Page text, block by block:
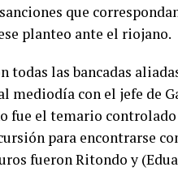
que
planteo ante el riojano.
todas las bancadas
mediodía con el jefe de
fue el temario
para encontrarse
fueron Ritondo y